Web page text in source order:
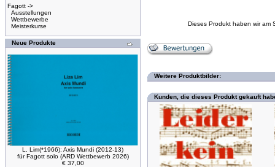
Fagott ->
Ausstellungen
Wettbewerbe
Meisterkurse
Neue Produkte
L. Lim(*1966): Axis Mundi (2012-13)
für Fagott solo (ARD Wettbewerb 2026)
€ 37,00
Dieses Produkt haben wir am
Weitere Produktbilder:
Kunden, die dieses Produkt gekauft